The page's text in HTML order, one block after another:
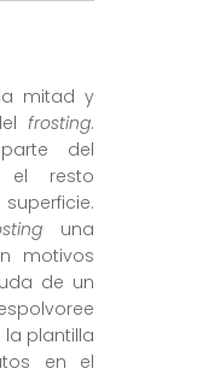
mitad y
frosting.
del
el resto
una
motivos
de un
la plantilla
en el